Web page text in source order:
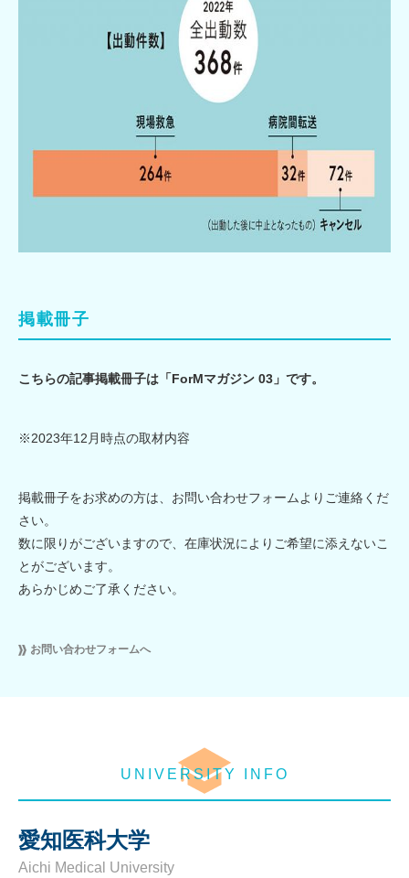
掲載冊子
こちらの記事掲載冊子は「ForMマガジン 03」です。
※2023年12月時点の取材内容
掲載冊子をお求めの方は、お問い合わせフォームよりご連絡くだ
さい。
数に限りがございますので、在庫状況によりご希望に添えないこ
とがございます。
あらかじめご了承ください。
お問い合わせフォームへ
UNIVERSITY INFO
愛知医科大学
Aichi Medical University